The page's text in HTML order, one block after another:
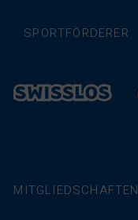
SPORTFÖRDERER
MITGLIEDSCHAFTEN